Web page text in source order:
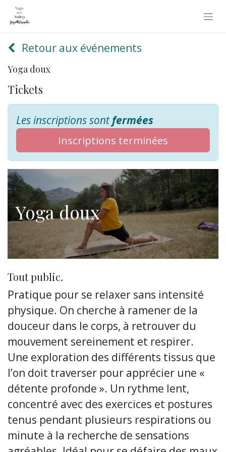
Retour aux événements
Yoga doux
Tickets
Les inscriptions sontfermées
Inscriptions terminées
Yoga doux
Tout public.
Pratique pour se relaxer sans intensité
physique. On cherche à ramener de la
douceur dans le corps, à retrouver du
mouvement sereinement et respirer.
Une exploration des différents tissus que
l’on doit traverser pour apprécier une «
détente profonde ». Un rythme lent,
concentré avec des exercices et postures
tenus pendant plusieurs respirations ou
minute à la recherche de sensations